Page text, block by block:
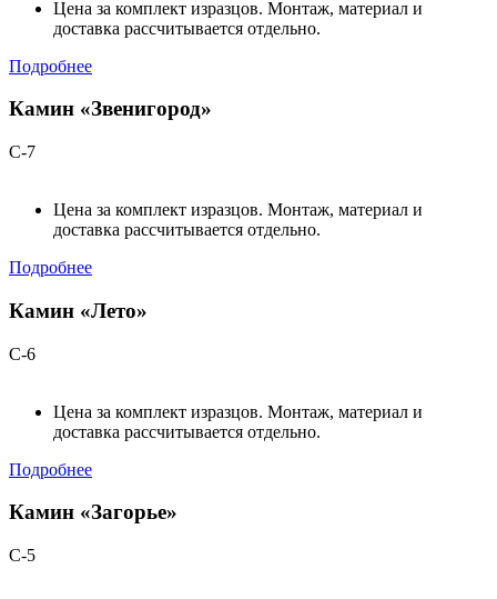
Цена за комплект изразцов. Монтаж, материал и
доставка рассчитывается отдельно.
Подробнее
Камин «Звенигород»
С-7
Цена за комплект изразцов. Монтаж, материал и
доставка рассчитывается отдельно.
Подробнее
Камин «Лето»
С-6
Цена за комплект изразцов. Монтаж, материал и
доставка рассчитывается отдельно.
Подробнее
Камин «Загорье»
С-5